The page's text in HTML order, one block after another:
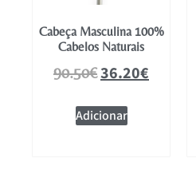
Cabeça Masculina 100%
Cabelos Naturais
90.50€36.20€
Adicionar